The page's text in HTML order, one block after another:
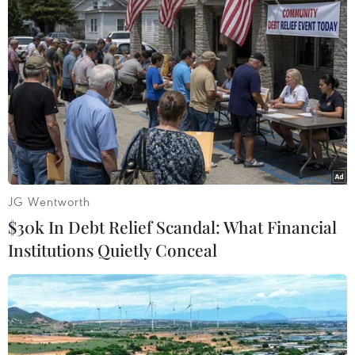
Hà Nội: Kiểm tra, xác minh liên quan
đến sản phẩm giảm cân dạng bút
tiêm
06/08/2026 07:05
Người dân không sử dụng sản phẩm
giảm cân không rõ nguồn gốc, chưa
được cấp phép
06/08/2026 04:22
Công nghệ Robot Da Vinci
nâng cao năng lực phẫu thuật
chuyên sâu tại Bệnh viện K
06/08/2026 02:13
JG Wentworth
$30k In Debt Relief Scandal: What Financial
Institutions Quietly Conceal